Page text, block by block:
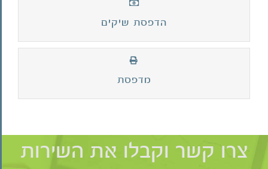
הדפסת שיקים
מדפסת
צרו קשר וקבלו את השירות